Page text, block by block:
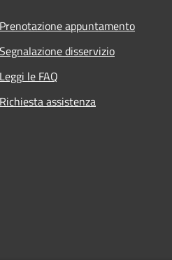
Prenotazione appuntamento
Segnalazione disservizio
Leggi le FAQ
Richiesta assistenza